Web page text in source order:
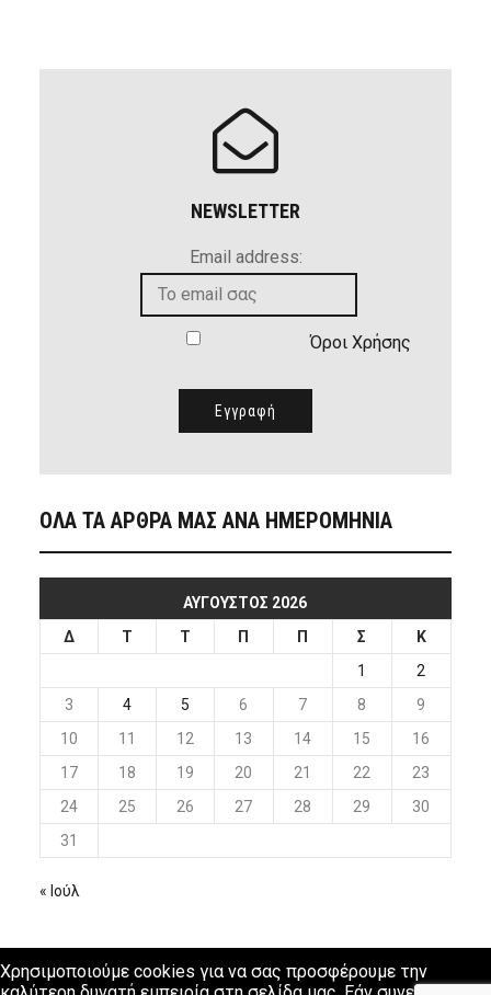
NEWSLETTER
Email address:
Όροι Χρήσης
ΟΛΑ ΤΑ ΑΡΘΡΑ ΜΑΣ ΑΝΑ ΗΜΕΡΟΜΗΝΙΑ
ΑΎΓΟΥΣΤΟΣ 2026
Δ
Τ Τ Π Π Σ
Κ
1
2
3
4 5 6 7 8
9
10
11 12 13 14 15
16
17
18 19 20 21 22
23
24
25 26 27 28 29
30
31
« Ιούλ
Χρησιμοποιούμε cookies για να σας προσφέρουμε την